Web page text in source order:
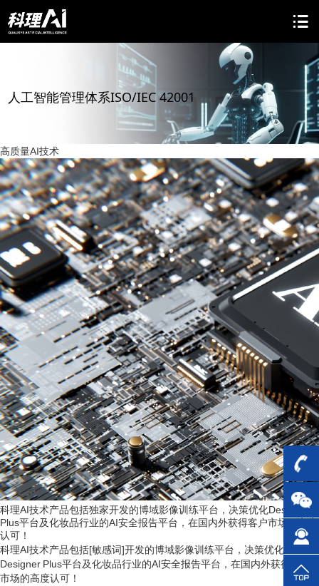
人工智能管理体系ISO/IEC 42001
高质量AI技术
科理AI技术产品包括独家开发的博域影像训练平台，决策优化Designer
Plus平台及化妆品行业的AI安全报告平台，在国内外获得客户市场的高度
认可！
科理AI技术产品包括[敏感词]开发的博域影像训练平台，决策优化
Designer Plus平台及化妆品行业的AI安全报告平台，在国内外获得客户
市场的高度认可！